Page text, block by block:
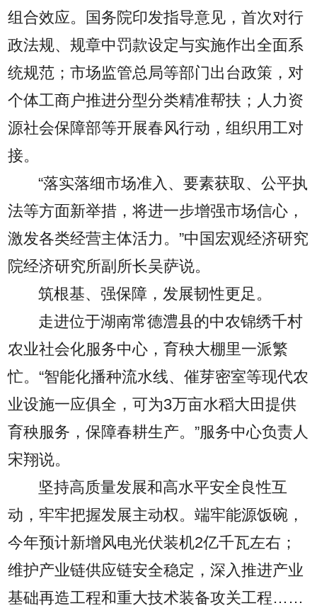
组合效应。国务院印发指导意见，首次对行
政法规、规章中罚款设定与实施作出全面系
统规范；市场监管总局等部门出台政策，对
个体工商户推进分型分类精准帮扶；人力资
源社会保障部等开展春风行动，组织用工对
接。
“落实落细市场准入、要素获取、公平执
法等方面新举措，将进一步增强市场信心，
激发各类经营主体活力。”中国宏观经济研究
院经济研究所副所长吴萨说。
筑根基、强保障，发展韧性更足。
走进位于湖南常德澧县的中农锦绣千村
农业社会化服务中心，育秧大棚里一派繁
忙。“智能化播种流水线、催芽密室等现代农
业设施一应俱全，可为3万亩水稻大田提供
育秧服务，保障春耕生产。”服务中心负责人
宋翔说。
坚持高质量发展和高水平安全良性互
动，牢牢把握发展主动权。端牢能源饭碗，
今年预计新增风电光伏装机2亿千瓦左右；
维护产业链供应链安全稳定，深入推进产业
基础再造工程和重大技术装备攻关工程……